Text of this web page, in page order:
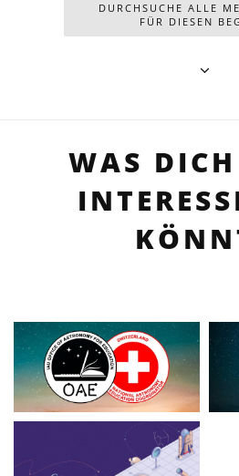
DURCHSUCHE ALLE
FÜR DIESEN
WAS